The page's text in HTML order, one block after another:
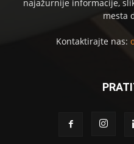
najažurnije informacije,
mesta
Kontaktirajte nas: